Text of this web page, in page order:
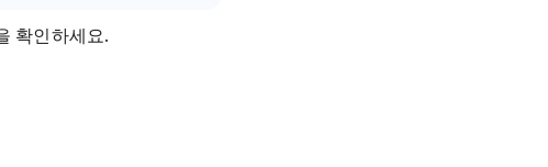
확인하세요.